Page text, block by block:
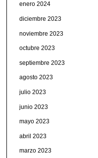
enero 2024
diciembre 2023
noviembre 2023
octubre 2023
septiembre 2023
agosto 2023
julio 2023
junio 2023
mayo 2023
abril 2023
marzo 2023